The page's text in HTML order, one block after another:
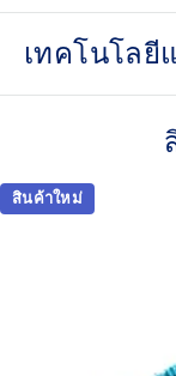
เทคโนโล
breathability and
and helps
Carbon plate
and propels
ASICSGRIP™
สินค้าใหม่